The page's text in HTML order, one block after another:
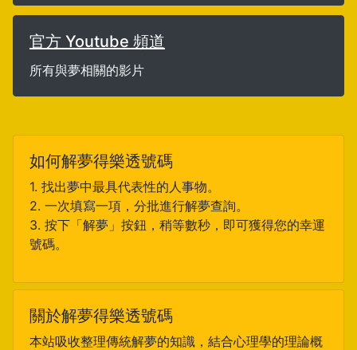
官方 Youtube 頻道
所有與夢相關的影片
如何解夢得樂透號碼
1. 找出夢中最具代表性的人事物。
2. 一次填寫一項，分批進行解夢查詢。
3. 按下「解夢」按鈕，稍等數秒，即可獲得您的幸運
號碼。
關於解夢得樂透號碼
本站吸收整理傳統解夢的知識，結合心理學的理論概